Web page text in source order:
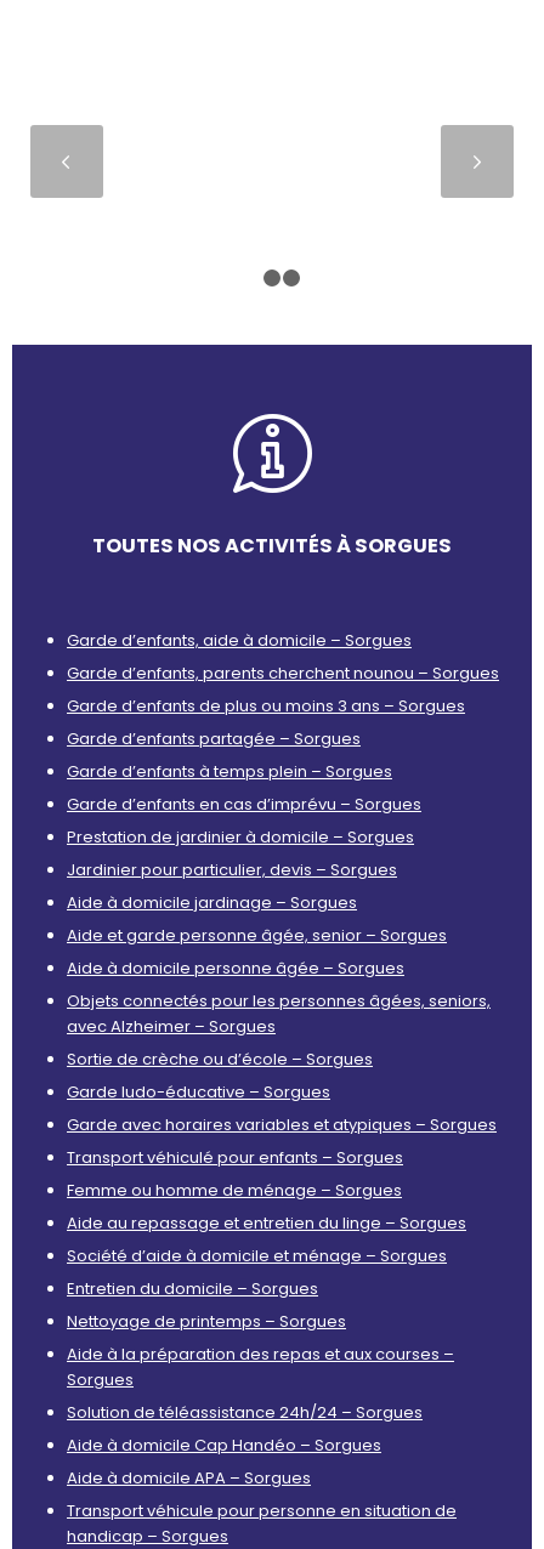
TOUTES NOS ACTIVITÉS À SORGUES
Garde d’enfants, aide à domicile – Sorgues
Garde d’enfants, parents cherchent nounou – Sorgues
Garde d’enfants de plus ou moins 3 ans – Sorgues
Garde d’enfants partagée – Sorgues
Garde d’enfants à temps plein – Sorgues
Garde d’enfants en cas d’imprévu – Sorgues
Prestation de jardinier à domicile – Sorgues
Jardinier pour particulier, devis – Sorgues
Aide à domicile jardinage – Sorgues
Aide et garde personne âgée, senior – Sorgues
Aide à domicile personne âgée – Sorgues
Objets connectés pour les personnes âgées, seniors,
avec Alzheimer – Sorgues
Sortie de crèche ou d’école – Sorgues
Garde ludo-éducative – Sorgues
Garde avec horaires variables et atypiques – Sorgues
Transport véhiculé pour enfants – Sorgues
Femme ou homme de ménage – Sorgues
Aide au repassage et entretien du linge – Sorgues
Société d’aide à domicile et ménage – Sorgues
Entretien du domicile – Sorgues
Nettoyage de printemps – Sorgues
Aide à la préparation des repas et aux courses –
Sorgues
Solution de téléassistance 24h/24 – Sorgues
Aide à domicile Cap Handéo – Sorgues
Aide à domicile APA – Sorgues
Transport véhicule pour personne en situation de
handicap – Sorgues